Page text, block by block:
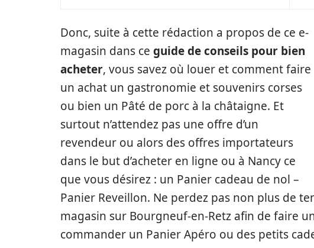
Donc, suite à cette rédaction a propos de ce e-
magasin dans ce guide de conseils pour bien
acheter, vous savez où louer et comment faire
un achat un gastronomie et souvenirs corses
ou bien un Pâté de porc à la châtaigne. Et
surtout n’attendez pas une offre d’un
revendeur ou alors des offres importateurs
dans le but d’acheter en ligne ou à Nancy ce
que vous désirez : un Panier cadeau de nol –
Panier Reveillon. Ne perdez pas non plus de
magasin sur Bourgneuf-en-Retz afin de faire
commander un Panier Apéro ou des petits